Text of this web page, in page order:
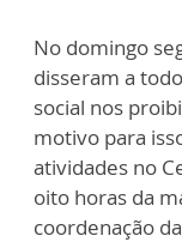
No domingo
disseram a
social nos
motivo para
atividades no
oito horas da
coordenação